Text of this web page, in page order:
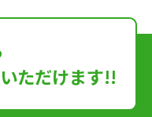
いただけます!!